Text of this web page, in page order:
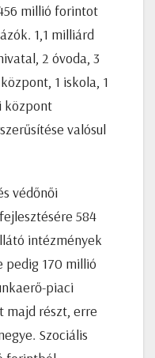
millió forintot
1,1 milliárd
2 óvoda, 3
1 iskola, 1
központ
valósul
védőnői
584
intézmények
pedig 170 millió
piaci
majd részt, erre
Szociális